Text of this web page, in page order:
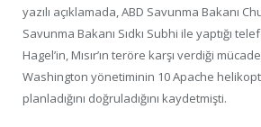
yazılı açıklamada, ABD Savunma Bakanı
Savunma Bakanı Sıdkı Subhi ile yaptığı
Hagel’in, Mısır’ın teröre karşı verdiği
Washington yönetiminin 10 Apache
planladığını doğruladığını kaydetmişti.